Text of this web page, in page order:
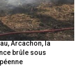
Arcachon, la
brûle sous